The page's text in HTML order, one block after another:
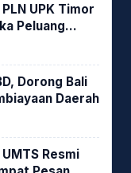
UPK Timor
Peluang
PLTU Bolok
Dorong Bali
Daerah
Resmi